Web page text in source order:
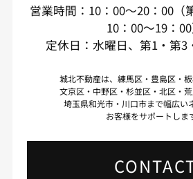
営業時間：10：00～20：00（
10：00～19：00
定休日：水曜日、第1・第
城北不動産は、練馬区・豊島区・
文京区・中野区・杉並区・北区・
埼玉県和光市・川口市まで幅広い
お客様をサポートしま